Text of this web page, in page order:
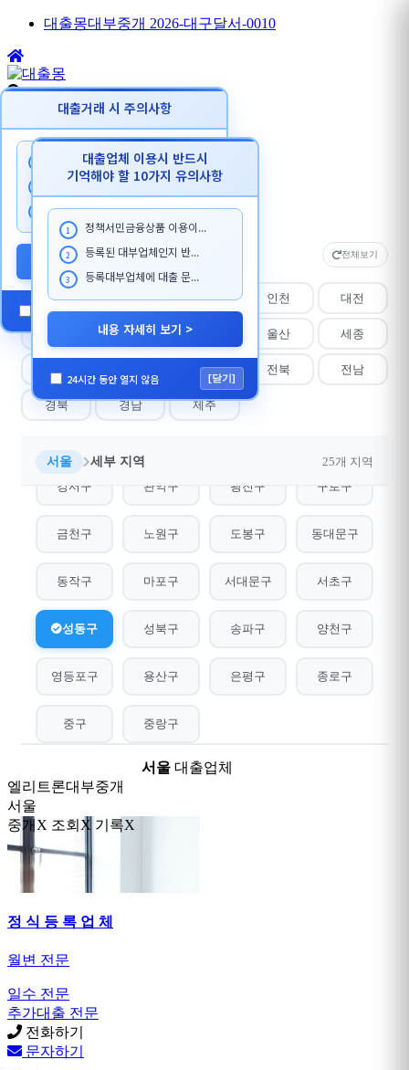
대출거래 시 주의사항
대출 상담시 본인이 대출한...
대출을 목적으로 첫거래 고...
대출몽 담당자를 사칭하...
내용 자세히 보기 >
24시간 동안 열지 않음 [닫기]
대출업체 이용시 반드시
기억해야 할 10가지 유의사항
1 정책서민금융상품 이용이...
2 등록된 대부업체인지 반...
3 등록대부업체에 대출 문...
내용 자세히 보기 >
24시간 동안 열지 않음 [닫기]
대출몽대부중개 2026-대구달서-0010
검색
검색
내지역 대출찾기 N
지역 선택 전체보기
전체 서울 경기 인천 대전
부산 광주 울산 세종
강원 충남 전북 전남
경북 경남 제주
서울 세부 지역 25개 지역
강서구 관악구 광진구 구로구
금천구 노원구 도봉구 동대문구
동작구 마포구 서대문구 서초구
성동구 성북구 송파구 양천구
영등포구 용산구 은평구 종로구
중구 중랑구
서울대출업체
엘리트론대부중개
서울
중개X 조회X 기록X
정 식 등 록 업 체
월변 전문
일수 전문
추가대출 전문
전화하기
문자하기